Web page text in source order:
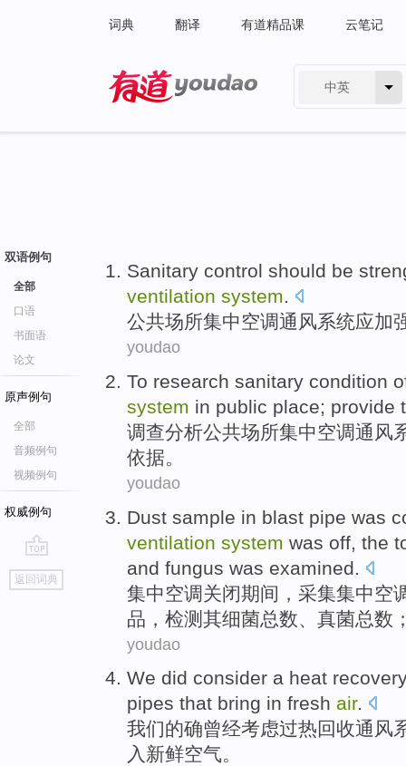
词典 翻译 有道精品课 云笔记
中英
双语例句
全部
口语
书面语
论文
原声例句
全部
音频例句
视频例句
权威例句
go
top
返回词典
Sanitary control should be
ventilation system.
公共场所集中空调通风系统应加
youdao
To research sanitary condition
system in public place; provide
调查分析公共场所集中空调通风
依据。
youdao
Dust sample in blast pipe was
ventilation system was off , the
and fungus was examined
集中空调关闭期间， 采集集中空
品 ，检测 其细菌总数 、真菌总数
youdao
We did consider a heat
pipes that bring in fresh air.
我们的确曾经考虑过热回收通风
入 新鲜空气。